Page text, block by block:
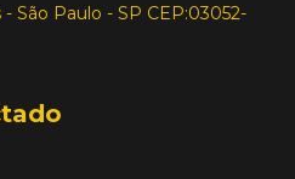
- São Paulo - SP CEP:03052-